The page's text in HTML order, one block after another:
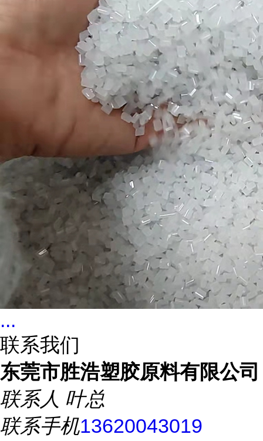
...
联系我们
东莞市胜浩塑胶原料有限公司
联系人 叶总
联系手机13620043019